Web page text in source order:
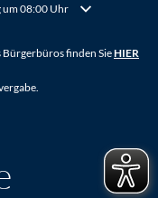
auszublenden
08:00 Uhr
Bürgerbüros finden SieHIER